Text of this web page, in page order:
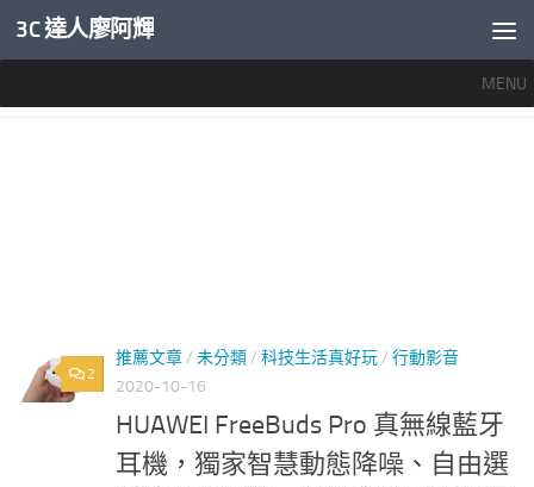
內文下方
3C 達人廖阿輝
MENU
2
推薦文章/ 未分類/ 科技生活真好玩/ 行動影音
2020-10-16
HUAWEI FreeBuds Pro 真無線藍牙
耳機，獨家智慧動態降噪、自由選